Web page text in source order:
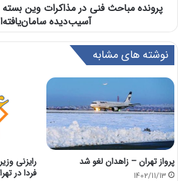
پرونده مباحث فنی در مذاکرات وین
آسیب‌دیده
نوشته های مشابه
پرواز تهران – زاهدان لغو شد
1402/11/13
رایزنی
فردا در